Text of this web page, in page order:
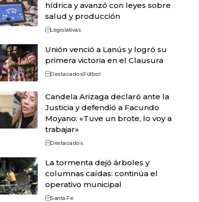
hídrica y avanzó con leyes sobre
salud y producción
Legislativas
Unión venció a Lanús y logró su
primera victoria en el Clausura
DestacadosFútbol
Candela Arizaga declaró ante la
Justicia y defendió a Facundo
Moyano: «Tuve un brote, lo voy a
trabajar»
Destacados
La tormenta dejó árboles y
columnas caídas: continúa el
operativo municipal
Santa Fe